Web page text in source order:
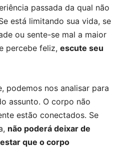
passada da qual não
está limitando sua vida, se
ou sente-se mal a maior
percebe feliz, escute seu
podemos nos analisar para
assunto. O corpo não
estão conectados. Se
não poderá deixar de
que o corpo